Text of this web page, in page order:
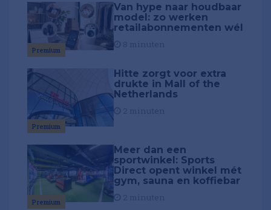
Premium
Van hype naar houdbaar
model: zo werken
retailabonnementen wél
Premium
Hitte zorgt voor extra
drukte in Mall of the
Netherlands
Premium
Meer dan een
sportwinkel: Sports
Direct opent winkel mét
gym, sauna en koffiebar